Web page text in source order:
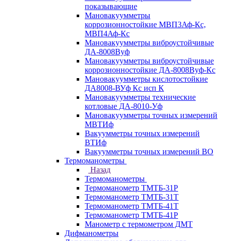
показывающие
Мановакуумметры
коррозионностойкие МВП3Аф-Кс,
МВП4Аф-Кс
Мановакуумметры виброустойчивые
ДА-8008Вуф
Мановакуумметры виброустойчивые
коррозионностойкие ДА-8008Вуф-Кс
Мановакуумметры кислотостойкие
ДА8008-ВУф Кс исп К
Мановакуумметры технические
котловые ДА-8010-Уф
Мановакуумметры точных измерений
МВТИф
Вакуумметры точных измерений
ВТИф
Вакуумметры точных измерений ВО
Термоманометры
Назад
Термоманометры
Термоманометр ТМТБ-31Р
Термоманометр ТМТБ-31Т
Термоманометр ТМТБ-41Т
Термоманометр ТМТБ-41Р
Манометр с термометром ДМТ
Дифманометры